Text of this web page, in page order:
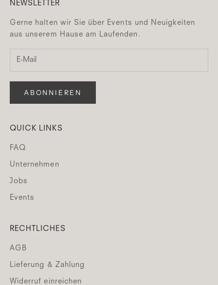
NEWSLETTER
Gerne halten wir Sie über Events und Neuigkeiten
aus unserem Hause am Laufenden.
ABONNIEREN
QUICK LINKS
FAQ
Unternehmen
Jobs
Events
RECHTLICHES
AGB
Lieferung & Zahlung
Widerruf einreichen